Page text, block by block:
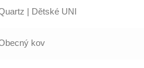
| Dětské UNI
kov